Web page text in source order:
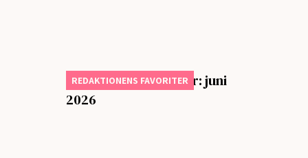
REDAKTIONENS FAVORITER
Månadens bästa låtar: juni
2026